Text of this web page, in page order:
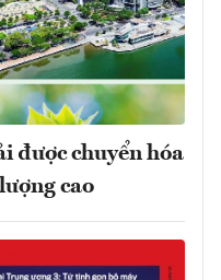
được chuyển hóa
cao